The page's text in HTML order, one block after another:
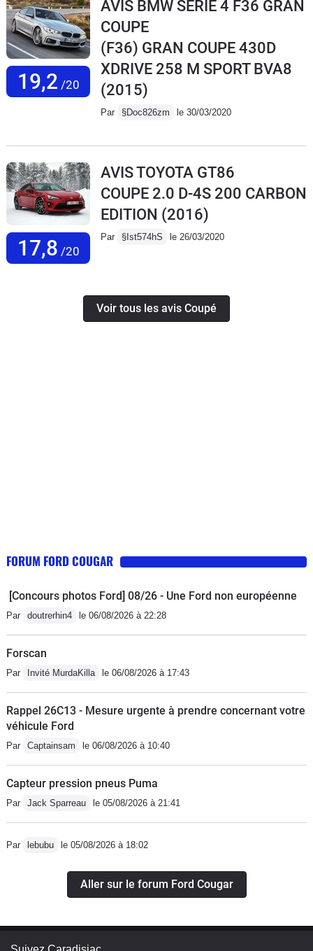
19,2 /20
AVIS BMW SERIE 4 F36 GRAN
COUPE
(F36) GRAN COUPE 430D
XDRIVE 258 M SPORT BVA8
(2015)
Par §Doc826zm le 30/03/2020
17,8 /20
AVIS TOYOTA GT86
COUPE 2.0 D-4S 200 CARBON
EDITION (2016)
Par §Ist574hS le 26/03/2020
Voir tous les avis Coupé
FORUM FORD COUGAR
[Concours photos Ford] 08/26 - Une Ford non européenne
Par doutrerhin4 le 06/08/2026 à 22:28
Forscan
Par Invité MurdaKilla le 06/08/2026 à 17:43
Rappel 26C13 - Mesure urgente à prendre concernant votre
véhicule Ford
Par Captainsam le 06/08/2026 à 10:40
Capteur pression pneus Puma
Par Jack Sparreau le 05/08/2026 à 21:41
Par lebubu le 05/08/2026 à 18:02
Aller sur le forum Ford Cougar